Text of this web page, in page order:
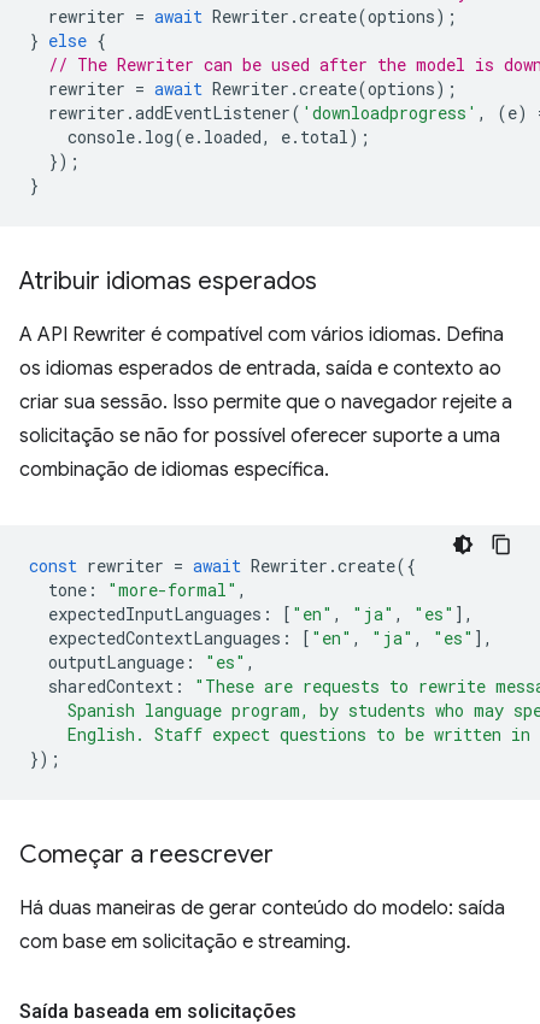
rewriter = await Rewriter .create(options);
} else {
// The Rewriter can be used after the model is
rewriter = await Rewriter .create(options);
rewriter .addEventListener( 'downloadprogress' , (e)
console. log(e. loaded, e. total);
});
}
Atribuir idiomas esperados
A API Rewriter é compatível com vários idiomas. Defina
os idiomas esperados de entrada, saída e contexto ao
criar sua sessão. Isso permite que o navegador rejeite a
solicitação se não for possível oferecer suporte a uma
combinação de idiomas específica.
const rewriter = await Rewriter .create({
tone : "more-formal" ,
expectedInputLanguages : [ "en" , "ja" , "es" ],
expectedContextLanguages : [ "en" , "ja" , "es" ],
outputLanguage : "es" ,
sharedContext :
"These are requests to rewrite
Spanish language program, by students who may
English. Staff expect questions to be written in
});
Começar a reescrever
Há duas maneiras de gerar conteúdo do modelo: saída
com base em solicitação e streaming.
Saída baseada em solicitações